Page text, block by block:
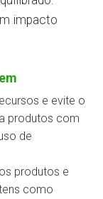
impacto
e evite o
produtos com
de
produtos e
como